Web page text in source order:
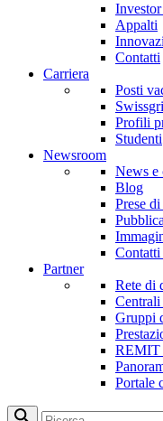
Appalti
Contatti
Carriera
Posti
Profili
Studenti
Newsroom
News e
Blog
Prese
Contatti
Partner
Rete di
Centrali
Gruppi
REMIT
Portale